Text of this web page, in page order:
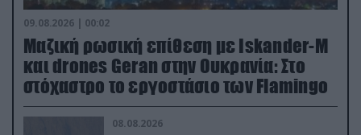
09.08.2026 | 00:02
Μαζική ρωσική επίθεση με Iskander-M
και drones Geran στην Ουκρανία: Στο
στόχαστρο το εργοστάσιο των Flamingo
08.08.2026